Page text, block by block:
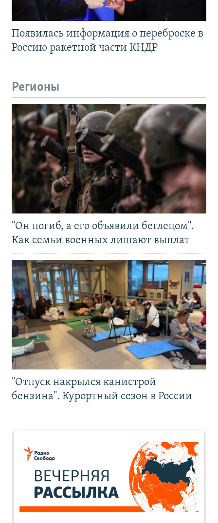
Появилась информация о переброске в
Россию ракетной части КНДР
Регионы
"Он погиб, а его объявили беглецом".
Как семьи военных лишают выплат
"Отпуск накрылся канистрой
бензина". Курортный сезон в России